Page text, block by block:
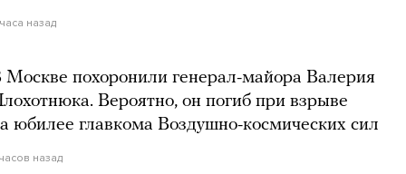
назад
Москве похоронили генерал-майора Валерия
Вероятно, он погиб при взрыве
юбилее главкома Воздушно-космических сил
назад